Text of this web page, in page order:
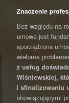
Znaczenie
Bez względu na
umowa jest
sporządzona
wieloma
z usług
Wiśniewskiej,
i sfinalizowaniu
obowiązującymi